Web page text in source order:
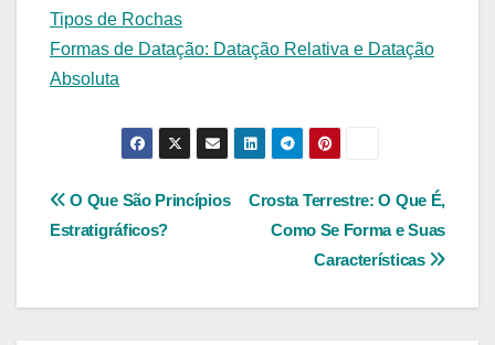
Tipos de Rochas
Formas de Datação: Datação Relativa e Datação
Absoluta
Navegação
Post
Crosta Terrestre: O Que É,
Como Se Forma e Suas
Características
O Que São Princípios
Estratigráficos?